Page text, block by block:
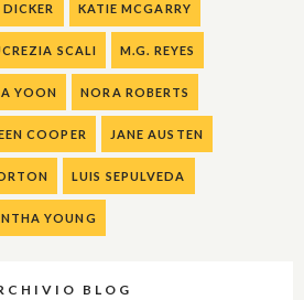
KATIE MCGARRY
SCALI M.G. REYES
YOON NORA ROBERTS
COOPER JANE AUSTEN
LUIS SEPULVEDA
YOUNG
BLOG